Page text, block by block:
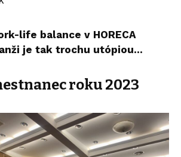
life balance v HORECA
je tak trochu utópiou…
roku 2023